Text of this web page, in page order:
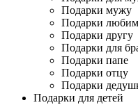
Подарки мужу
Подарки
Подарки другу
Подарки для
Подарки папе
Подарки отцу
Подарки
Подарки для детей